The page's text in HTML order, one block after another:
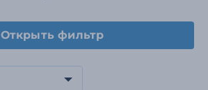
Открыть фильтр